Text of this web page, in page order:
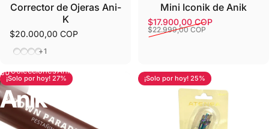
ColeccionesAnik
Anik
Corrector de Ojeras Ani-
K
$20.000,00 COP
Tono 00
Tono 01
Tono 02
Tono 03
+1
Mini Iconik de Anik
Precio de oferta
$17.900,00 COP
Precio habitual
$22.999,00 COP
¡Solo por hoy! 27% ¡Solo por hoy! 25%